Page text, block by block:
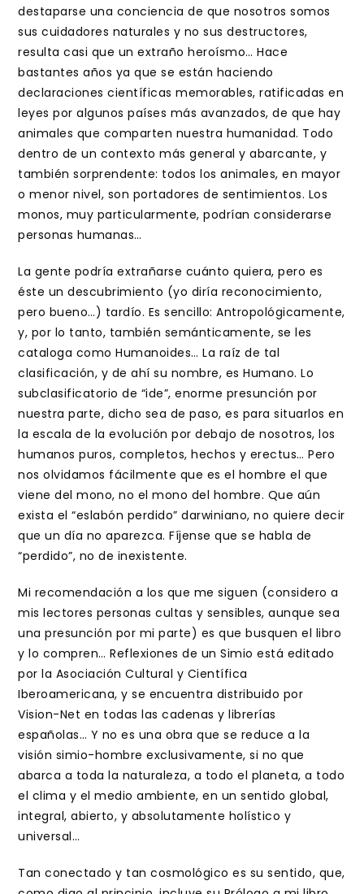
destaparse una conciencia de que nosotros somos
sus cuidadores naturales y no sus destructores,
resulta casi que un extraño heroísmo… Hace
bastantes años ya que se están haciendo
declaraciones científicas memorables, ratificadas en
leyes por algunos países más avanzados, de que hay
animales que comparten nuestra humanidad. Todo
dentro de un contexto más general y abarcante, y
también sorprendente: todos los animales, en mayor
o menor nivel, son portadores de sentimientos. Los
monos, muy particularmente, podrían considerarse
personas humanas…
La gente podría extrañarse cuánto quiera, pero es
éste un descubrimiento (yo diría reconocimiento,
pero bueno…) tardío. Es sencillo: Antropológicamente,
y, por lo tanto, también semánticamente, se les
cataloga como Humanoides… La raíz de tal
clasificación, y de ahí su nombre, es Humano. Lo
subclasificatorio de “ide”, enorme presunción por
nuestra parte, dicho sea de paso, es para situarlos en
la escala de la evolución por debajo de nosotros, los
humanos puros, completos, hechos y erectus… Pero
nos olvidamos fácilmente que es el hombre el que
viene del mono, no el mono del hombre. Que aún
exista el “eslabón perdido” darwiniano, no quiere decir
que un día no aparezca. Fíjense que se habla de
“perdido”, no de inexistente.
Mi recomendación a los que me siguen (considero a
mis lectores personas cultas y sensibles, aunque sea
una presunción por mi parte) es que busquen el libro
y lo compren… Reflexiones de un Simio está editado
por la Asociación Cultural y Científica
Iberoamericana, y se encuentra distribuido por
Vision-Net en todas las cadenas y librerías
españolas… Y no es una obra que se reduce a la
visión simio-hombre exclusivamente, si no que
abarca a toda la naturaleza, a todo el planeta, a todo
el clima y el medio ambiente, en un sentido global,
integral, abierto, y absolutamente holístico y
universal…
Tan conectado y tan cosmológico es su sentido, que,